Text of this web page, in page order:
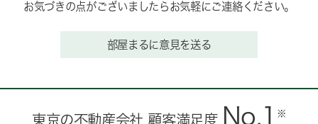
お気づきの点がございましたらお気軽にご連絡ください。
部屋まるに意見を送る
東京の不動産会社 顧客満足度 No.1 ※